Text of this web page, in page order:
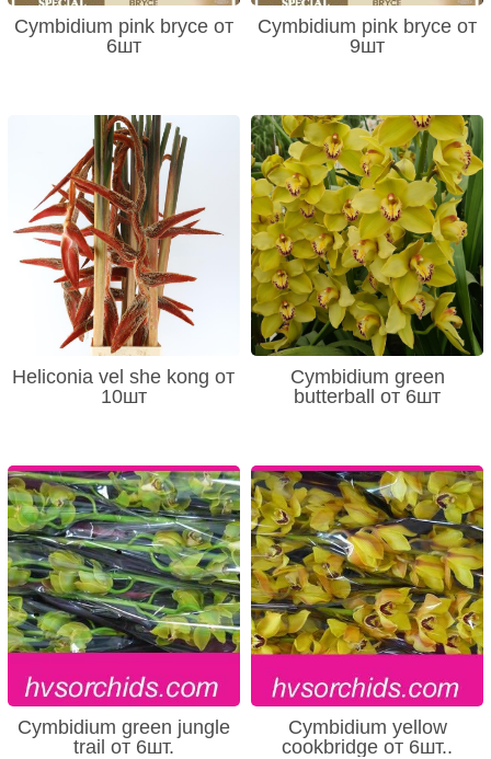
Cymbidium pink bryce от
6шт
Cymbidium pink bryce от
9шт
Heliconia vel she kong от
10шт
Cymbidium green
butterball от 6шт
Cymbidium green jungle
trail от 6шт.
Cymbidium yellow
cookbridge от 6шт..